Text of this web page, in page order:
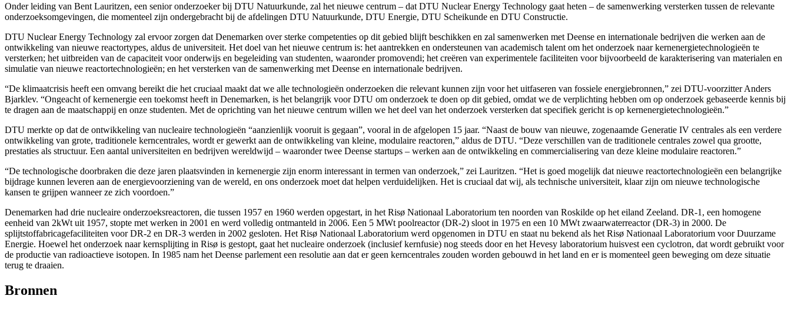
Onder leiding van Bent Lauritzen, een senior onderzoeker bij DTU Natuurkunde, zal het nieuwe centrum – dat DTU Nuclear Energy Technology gaat heten – de samenwerking versterken tussen de relevante
onderzoeksomgevingen, die momenteel zijn ondergebracht bij de afdelingen DTU Natuurkunde, DTU Energie, DTU Scheikunde en DTU Constructie.
DTU Nuclear Energy Technology zal ervoor zorgen dat Denemarken over sterke competenties op dit gebied blijft beschikken en zal samenwerken met Deense en internationale bedrijven die werken aan de
ontwikkeling van nieuwe reactortypes, aldus de universiteit. Het doel van het nieuwe centrum is: het aantrekken en ondersteunen van academisch talent om het onderzoek naar kernenergietechnologieën te
versterken; het uitbreiden van de capaciteit voor onderwijs en begeleiding van studenten, waaronder promovendi; het creëren van experimentele faciliteiten voor bijvoorbeeld de karakterisering van materialen en
simulatie van nieuwe reactortechnologieën; en het versterken van de samenwerking met Deense en internationale bedrijven.
“De klimaatcrisis heeft een omvang bereikt die het cruciaal maakt dat we alle technologieën onderzoeken die relevant kunnen zijn voor het uitfaseren van fossiele energiebronnen,” zei DTU-voorzitter Anders
Bjarklev. “Ongeacht of kernenergie een toekomst heeft in Denemarken, is het belangrijk voor DTU om onderzoek te doen op dit gebied, omdat we de verplichting hebben om op onderzoek gebaseerde kennis bij
te dragen aan de maatschappij en onze studenten. Met de oprichting van het nieuwe centrum willen we het deel van het onderzoek versterken dat specifiek gericht is op kernenergietechnologieën.”
DTU merkte op dat de ontwikkeling van nucleaire technologieën “aanzienlijk vooruit is gegaan”, vooral in de afgelopen 15 jaar. “Naast de bouw van nieuwe, zogenaamde Generatie IV centrales als een verdere
ontwikkeling van grote, traditionele kerncentrales, wordt er gewerkt aan de ontwikkeling van kleine, modulaire reactoren,” aldus de DTU. “Deze verschillen van de traditionele centrales zowel qua grootte,
prestaties als structuur. Een aantal universiteiten en bedrijven wereldwijd – waaronder twee Deense startups – werken aan de ontwikkeling en commercialisering van deze kleine modulaire reactoren.”
“De technologische doorbraken die deze jaren plaatsvinden in kernenergie zijn enorm interessant in termen van onderzoek,” zei Lauritzen. “Het is goed mogelijk dat nieuwe reactortechnologieën een belangrijke
bijdrage kunnen leveren aan de energievoorziening van de wereld, en ons onderzoek moet dat helpen verduidelijken. Het is cruciaal dat wij, als technische universiteit, klaar zijn om nieuwe technologische
kansen te grijpen wanneer ze zich voordoen.”
Denemarken had drie nucleaire onderzoeksreactoren, die tussen 1957 en 1960 werden opgestart, in het Risø Nationaal Laboratorium ten noorden van Roskilde op het eiland Zeeland. DR-1, een homogene
eenheid van 2kWt uit 1957, stopte met werken in 2001 en werd volledig ontmanteld in 2006. Een 5 MWt poolreactor (DR-2) sloot in 1975 en een 10 MWt zwaarwaterreactor (DR-3) in 2000. De
splijtstoffabricagefaciliteiten voor DR-2 en DR-3 werden in 2002 gesloten. Het Risø Nationaal Laboratorium werd opgenomen in DTU en staat nu bekend als het Risø Nationaal Laboratorium voor Duurzame
Energie. Hoewel het onderzoek naar kernsplijting in Risø is gestopt, gaat het nucleaire onderzoek (inclusief kernfusie) nog steeds door en het Hevesy laboratorium huisvest een cyclotron, dat wordt gebruikt voor
de productie van radioactieve isotopen. In 1985 nam het Deense parlement een resolutie aan dat er geen kerncentrales zouden worden gebouwd in het land en er is momenteel geen beweging om deze situatie
terug te draaien.
Bronnen